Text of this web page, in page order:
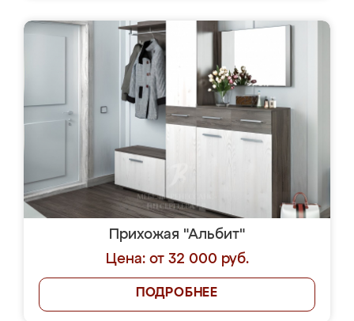
Прихожая "Альбит"
Цена: от 32 000 руб.
ПОДРОБНЕЕ